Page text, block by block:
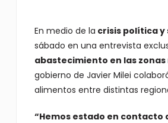
En medio de la crisis política y
sábado en una entrevista
abastecimiento en las
gobierno de Javier Milei
alimentos entre distintas
“Hemos estado en